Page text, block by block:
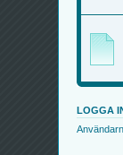
LOGGA